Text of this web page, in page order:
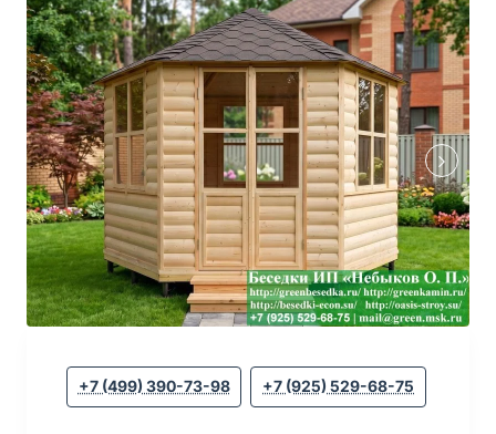
+7 (499) 390-73-98 +7 (925) 529-68-75